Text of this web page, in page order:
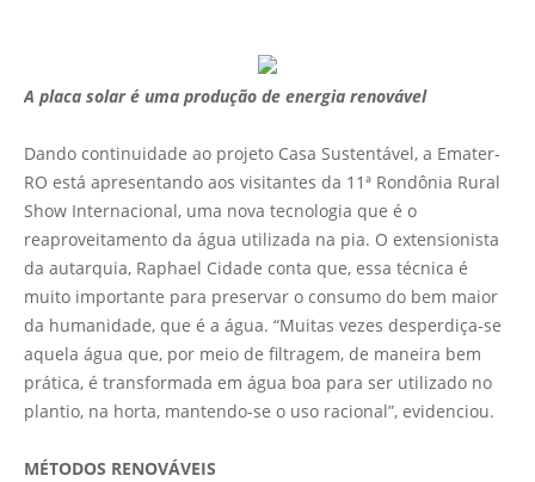
A placa solar é uma produção de energia renovável
Dando continuidade ao projeto Casa Sustentável, a Emater-
RO está apresentando aos visitantes da 11ª Rondônia Rural
Show Internacional, uma nova tecnologia que é o
reaproveitamento da água utilizada na pia. O extensionista
da autarquia, Raphael Cidade conta que, essa técnica é
muito importante para preservar o consumo do bem maior
da humanidade, que é a água. “Muitas vezes desperdiça-se
aquela água que, por meio de filtragem, de maneira bem
prática, é transformada em água boa para ser utilizado no
plantio, na horta, mantendo-se o uso racional”, evidenciou.
MÉTODOS RENOVÁVEIS